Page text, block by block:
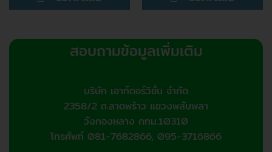
The
options
chosen
on
product
page
สอบถามข้อมูลเพิ่มเติม
บริษัท เอาท์ดอร์วิชั่น จำกัด
2358/2 ถ.ลาดพร้าว แขวงพลับพลา
วังทองหลาง กทม.10310
โทรศัพท์ 081-7682866, 095-3716866